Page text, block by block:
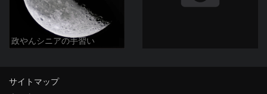
政やんシニアの手習い
サイトマップ